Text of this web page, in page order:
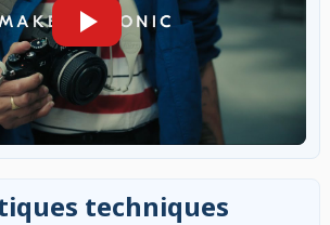
techniques